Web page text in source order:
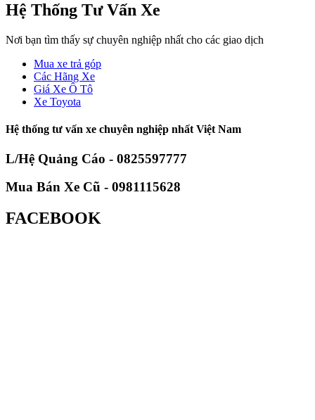
Hệ Thống Tư Vấn Xe
Nơi bạn tìm thấy sự chuyên nghiệp nhất cho các giao dịch
Mua xe trả góp
Các Hãng Xe
Giá Xe Ô Tô
Xe Toyota
Hệ thống tư vấn xe chuyên nghiệp nhất Việt Nam
L/Hệ Quảng Cáo - 0825597777
Mua Bán Xe Cũ - 0981115628
FACEBOOK